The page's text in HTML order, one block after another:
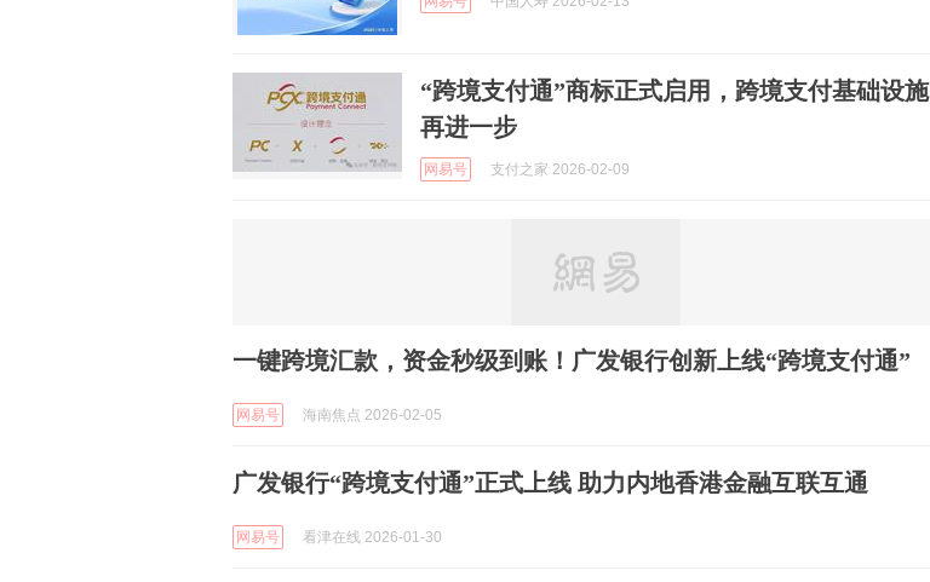
“跨境支付通”商标正式启用，跨境支付基础设施
再进一步
网易号 支付之家 2026-02-09
一键跨境汇款，资金秒级到账！广发银行创新上线“跨境支付通”
网易号 海南焦点 2026-02-05
广发银行“跨境支付通”正式上线 助力内地香港金融互联互通
网易号 看津在线 2026-01-30